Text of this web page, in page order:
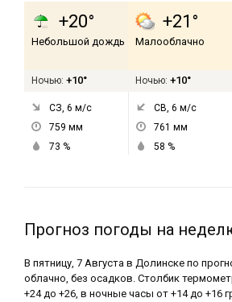
+20°
Небольшой дождь
Ночью: +10°
СЗ, 6 м/с
759 мм
73 %
+21°
Малооблачно
Ночью: +10°
СВ, 6 м/с
761 мм
58 %
Прогноз погоды на
В пятницу, 7 Августа в Долинске по
облачно, без осадков. Столбик
+24 до +26, в ночные часы от +14 до +16